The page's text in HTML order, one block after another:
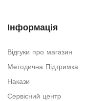
Інформація
Відгуки про магазин
Методична Підтримка
Накази
Сервісний центр